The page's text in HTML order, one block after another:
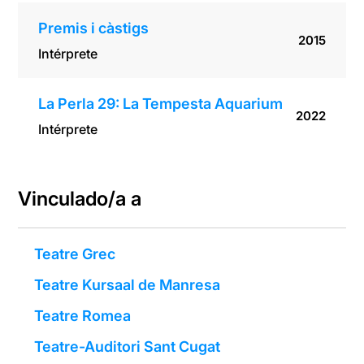
Premis i càstigs
Intérprete
2015
La Perla 29: La Tempesta Aquarium
Intérprete
2022
Vinculado/a a
Teatre Grec
Teatre Kursaal de Manresa
Teatre Romea
Teatre-Auditori Sant Cugat